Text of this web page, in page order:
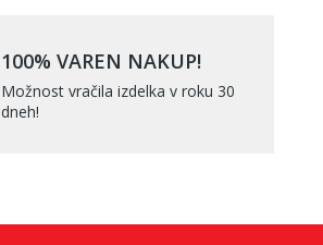
100% VAREN NAKUP!
Možnost vračila izdelka v roku 30
dneh!